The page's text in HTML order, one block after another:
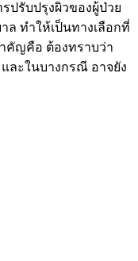
ปรับปรุงผิวของผู้ป่วย
ล ทำให้เป็นทางเลือกที่
คัญคือ ต้องทราบว่า
ละในบางกรณี อาจยัง